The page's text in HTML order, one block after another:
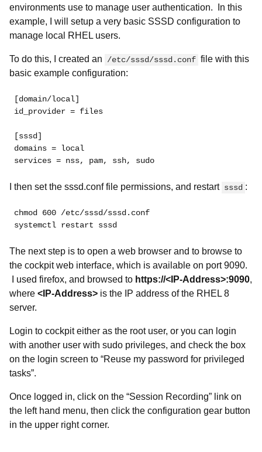
environments use to manage user authentication. In this
example, I will setup a very basic SSSD configuration to
manage local RHEL users.
To do this, I created an /etc/sssd/sssd.conf file with this
basic example configuration:
[domain/local]
id_provider = files
[sssd]
domains = local
services = nss, pam, ssh, sudo
I then set the sssd.conf file permissions, and restart sssd :
chmod 600 /etc/sssd/sssd.conf
systemctl restart sssd
The next step is to open a web browser and to browse to
the cockpit web interface, which is available on port 9090.
I used firefox, and browsed to https://<IP-Address>:9090,
where <IP-Address> is the IP address of the RHEL 8
server.
Login to cockpit either as the root user, or you can login
with another user with sudo privileges, and check the box
on the login screen to “Reuse my password for privileged
tasks”.
Once logged in, click on the “Session Recording” link on
the left hand menu, then click the configuration gear button
in the upper right corner.